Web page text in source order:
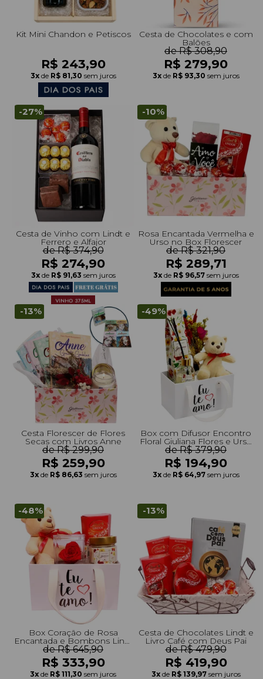
Kit Mini Chandon e Petiscos
R$ 243,90
3x de R$ 81,30 sem juros
Cesta de Chocolates e com
Balões
de R$ 308,90
R$ 279,90
3x de R$ 93,30 sem juros
-27%
Cesta de Vinho com Lindt e
Ferrero e Alfajor
de R$ 374,90
R$ 274,90
3x de R$ 91,63 sem juros
-10%
Rosa Encantada Vermelha e
Urso no Box Florescer
de R$ 321,90
R$ 289,71
3x de R$ 96,57 sem juros
-13%
Cesta Florescer de Flores
Secas com Livros Anne
de R$ 299,90
R$ 259,90
3x de R$ 86,63 sem juros
-49%
Box com Difusor Encontro
Floral Giuliana Flores e Urso
Leleco e Flores Secas
de R$ 379,90
R$ 194,90
3x de R$ 64,97 sem juros
-48%
Box Coração de Rosa
Encantada e Bombons Lindt
e Vela Encontro Floral
Giuliana Flores
de R$ 645,90
R$ 333,90
3x de R$ 111,30 sem juros
-13%
Cesta de Chocolates Lindt e
Livro Café com Deus Pai
de R$ 479,90
R$ 419,90
3x de R$ 139,97 sem juros